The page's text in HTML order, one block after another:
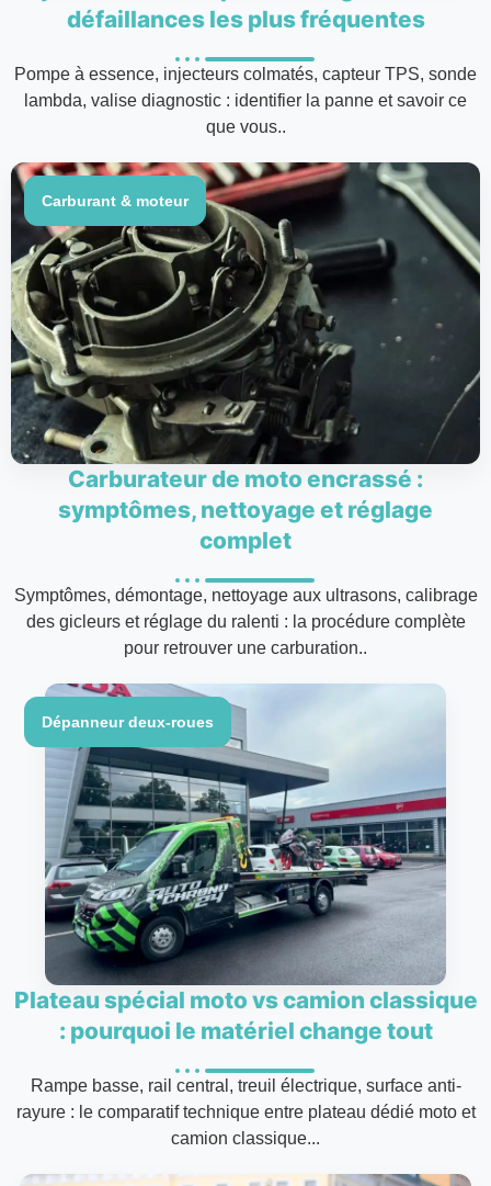
défaillances les plus fréquentes
Pompe à essence, injecteurs colmatés, capteur TPS, sonde
lambda, valise diagnostic : identifier la panne et savoir ce
que vous..
Carburant & moteur
Carburateur de moto encrassé :
symptômes, nettoyage et réglage
complet
Symptômes, démontage, nettoyage aux ultrasons, calibrage
des gicleurs et réglage du ralenti : la procédure complète
pour retrouver une carburation..
Dépanneur deux-roues
Plateau spécial moto vs camion classique
: pourquoi le matériel change tout
Rampe basse, rail central, treuil électrique, surface anti-
rayure : le comparatif technique entre plateau dédié moto et
camion classique...